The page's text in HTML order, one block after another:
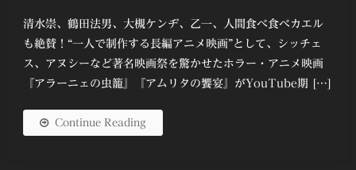
清水崇、鶴田法男、大槻ケンヂ、乙一、人間食べ食べカエル
も絶賛！“一人で制作する長編アニメ映画”として、シッチェ
ス、アヌシーなど著名映画祭を驚かせたホラー・アニメ映画
『アラーニェの虫籠』『アムリタの饗宴』がYouTube期 […]
Continue Reading